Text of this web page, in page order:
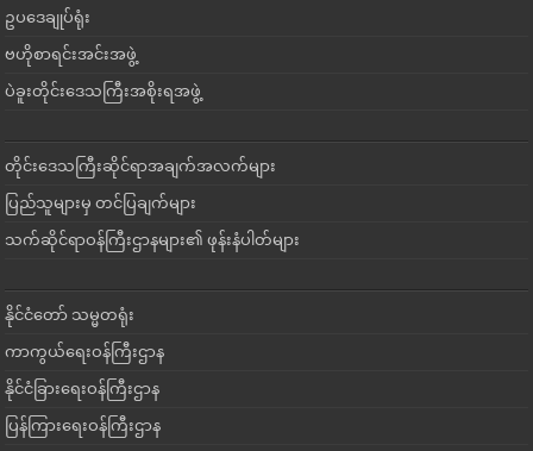
ဥပဒေချုပ်ရုံး
ဗဟိုစာရင်းအင်းအဖွဲ့
ပဲခူးတိုင်းဒေသကြီးအစိုးရအဖွဲ့
တိုင်းဒေသကြီးဆိုင်ရာအချက်အလက်များ
ပြည်သူများမှ တင်ပြချက်များ
သက်ဆိုင်ရာဝန်ကြီးဌာနများ၏ ဖုန်းနံပါတ်များ
နိုင်ငံတော် သမ္မတရုံး
ကာကွယ်ရေးဝန်ကြီးဌာန
နိုင်ငံခြားရေးဝန်ကြီးဌာန
ပြန်ကြားရေးဝန်ကြီးဌာန